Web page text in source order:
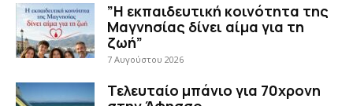
”Η εκπαιδευτική κοινότητα της
Μαγνησίας δίνει αίμα για τη
ζωή”
7 Αυγούστου 2026
Τελευταίο μπάνιο για 70χρονη